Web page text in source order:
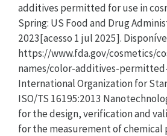
additives permitted for use in
Spring: US Food and Drug
2023[acesso 1 jul 2025].
https://www.fda.gov/cosmetics/
names/color-additives-
International Organization for
ISO/TS 16195:2013
for the design, verification and
for the measurement of